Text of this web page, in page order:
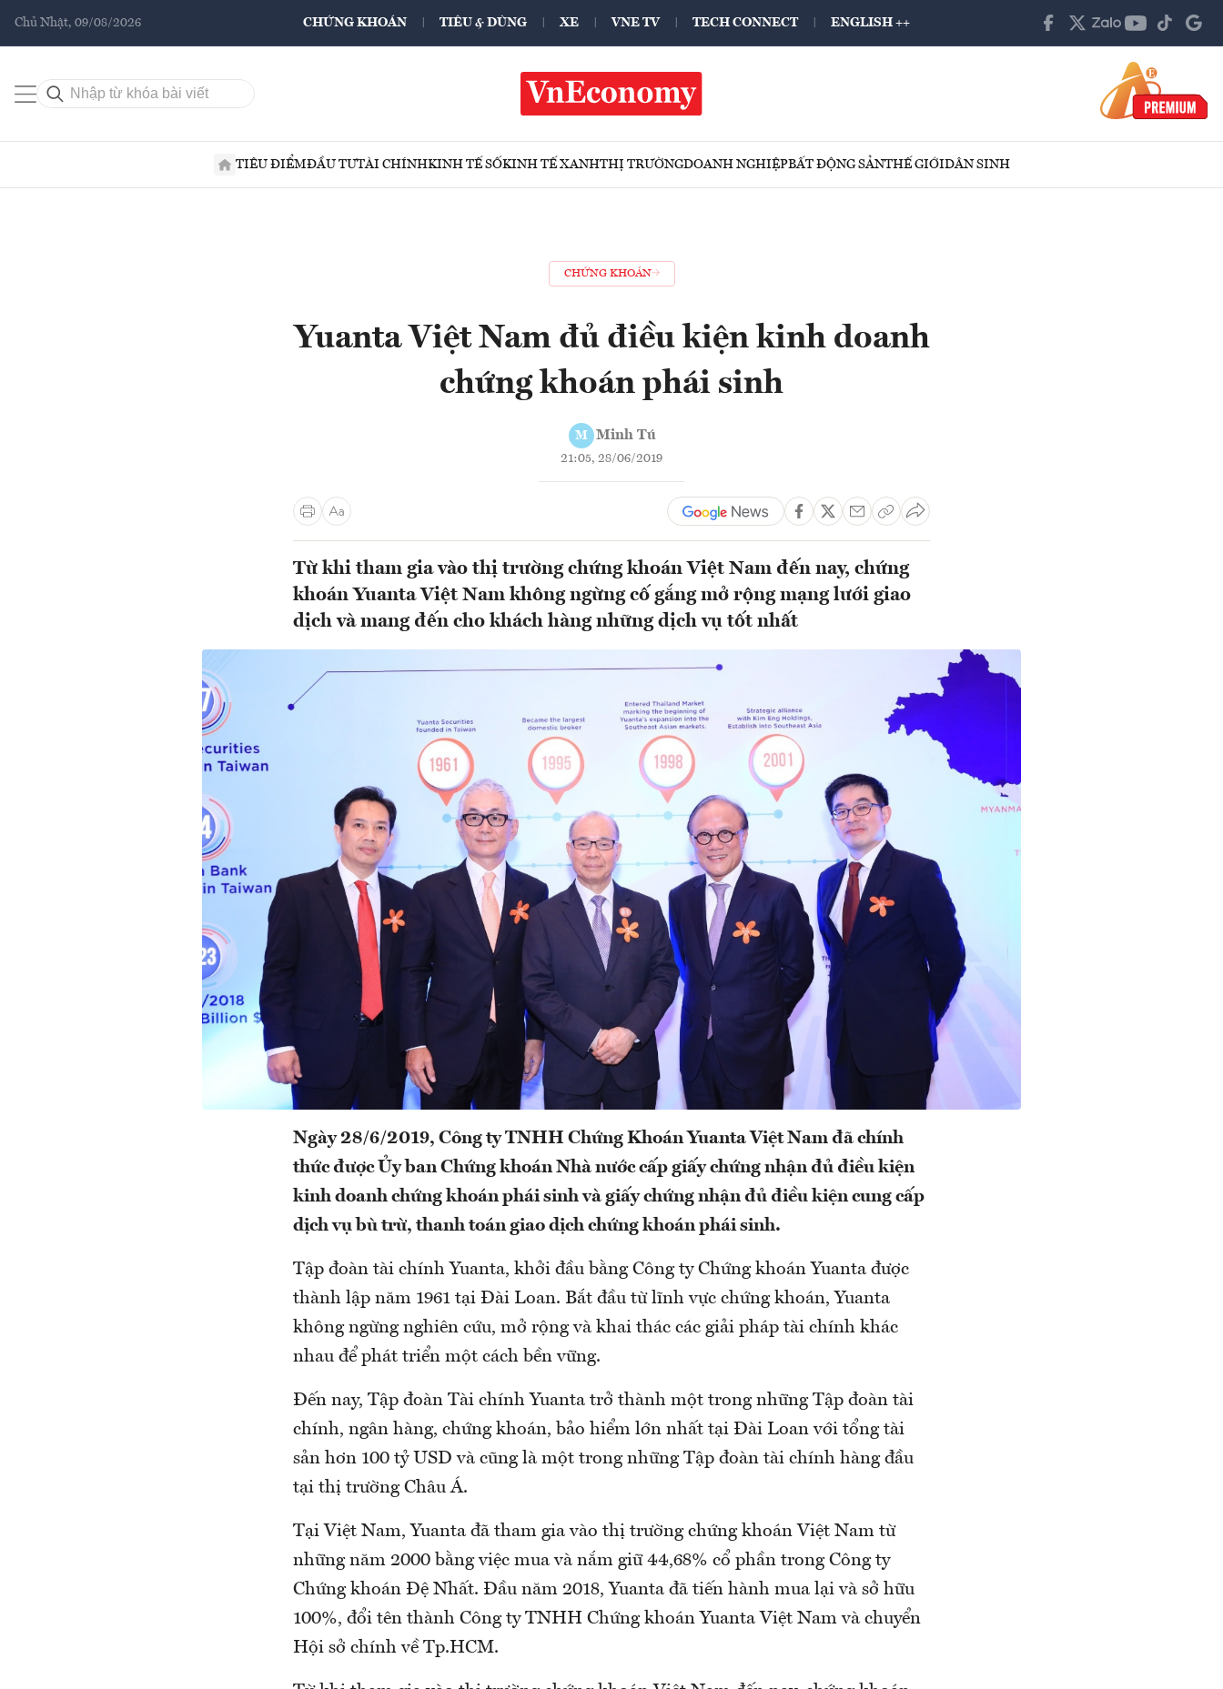
Chủ Nhật, 09/08/2026 CHỨNG KHOÁN TIÊU & DÙNG XE VNE TV TECH CONNECT ENGLISH ++
TIÊU ĐIỂMĐẦU TƯTÀI CHÍNHKINH TẾ SỐKINH TẾ XANHTHỊ TRƯỜNGDOANH NGHIỆPBẤT ĐỘNG SẢNTHẾ GIỚIDÂN SINH
CHỨNG KHOÁN
Yuanta Việt Nam đủ điều kiện kinh doanh
chứng khoán phái sinh
M Minh Tú
21:05, 28/06/2019
Từ khi tham gia vào thị trường chứng khoán Việt Nam đến nay, chứng
khoán Yuanta Việt Nam không ngừng cố gắng mở rộng mạng lưới giao
dịch và mang đến cho khách hàng những dịch vụ tốt nhất
Ngày 28/6/2019, Công ty TNHH Chứng Khoán Yuanta Việt Nam đã chính
thức được Ủy ban Chứng khoán Nhà nước cấp giấy chứng nhận đủ điều kiện
kinh doanh chứng khoán phái sinh và giấy chứng nhận đủ điều kiện cung cấp
dịch vụ bù trừ, thanh toán giao dịch chứng khoán phái sinh.
Tập đoàn tài chính Yuanta, khởi đầu bằng Công ty Chứng khoán Yuanta được
thành lập năm 1961 tại Đài Loan. Bắt đầu từ lĩnh vực chứng khoán, Yuanta
không ngừng nghiên cứu, mở rộng và khai thác các giải pháp tài chính khác
nhau để phát triển một cách bền vững.
Đến nay, Tập đoàn Tài chính Yuanta trở thành một trong những Tập đoàn tài
chính, ngân hàng, chứng khoán, bảo hiểm lớn nhất tại Đài Loan với tổng tài
sản hơn 100 tỷ USD và cũng là một trong những Tập đoàn tài chính hàng đầu
tại thị trường Châu Á.
Tại Việt Nam, Yuanta đã tham gia vào thị trường chứng khoán Việt Nam từ
những năm 2000 bằng việc mua và nắm giữ 44,68% cổ phần trong Công ty
Chứng khoán Đệ Nhất. Đầu năm 2018, Yuanta đã tiến hành mua lại và sở hữu
100%, đổi tên thành Công ty TNHH Chứng khoán Yuanta Việt Nam và chuyển
Hội sở chính về Tp.HCM.